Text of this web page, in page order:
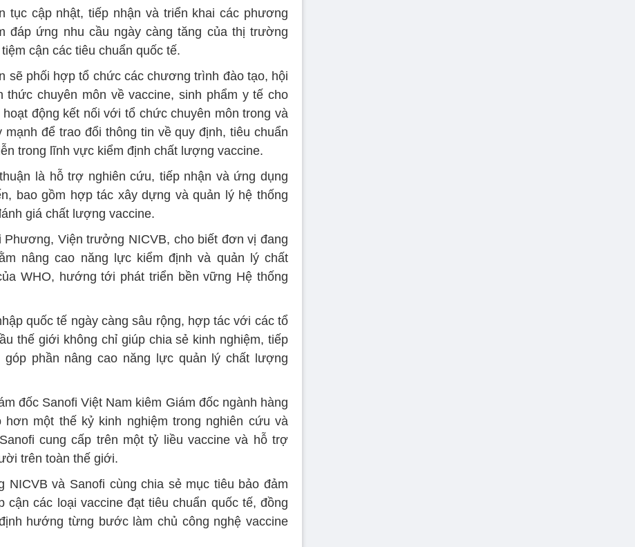
tục cập nhật, tiếp nhận và triển khai các phương
đáp ứng nhu cầu ngày càng tăng của thị trường
cận các tiêu chuẩn quốc tế.
sẽ phối hợp tổ chức các chương trình đào tạo, hội
thức chuyên môn về vaccine, sinh phẩm y tế cho
động kết nối với tổ chức chuyên môn trong và
để trao đổi thông tin về quy định, tiêu chuẩn
trong lĩnh vực kiểm định chất lượng vaccine.
là hỗ trợ nghiên cứu, tiếp nhận và ứng dụng
bao gồm hợp tác xây dựng và quản lý hệ thống
giá chất lượng vaccine.
Phương, Viện trưởng NICVB, cho biết đơn vị đang
nâng cao năng lực kiểm định và quản lý chất
WHO, hướng tới phát triển bền vững Hệ thống
quốc tế ngày càng sâu rộng, hợp tác với các tổ
thế giới không chỉ giúp chia sẻ kinh nghiệm, tiếp
phần nâng cao năng lực quản lý chất lượng
đốc Sanofi Việt Nam kiêm Giám đốc ngành hàng
hơn một thế kỷ kinh nghiệm trong nghiên cứu và
cung cấp trên một tỷ liều vaccine và hỗ trợ
trên toàn thế giới.
NICVB và Sanofi cùng chia sẻ mục tiêu bảo đảm
các loại vaccine đạt tiêu chuẩn quốc tế, đồng
hướng từng bước làm chủ công nghệ vaccine